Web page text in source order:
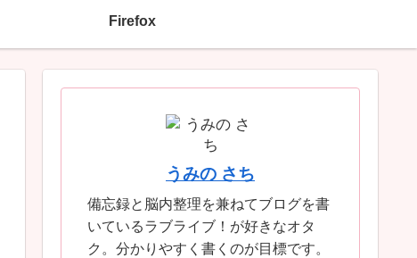
Firefox
うみの さち
備忘録と脳内整理を兼ねてブログを書
いているラブライブ！が好きなオタ
ク。分かりやすく書くのが目標です。